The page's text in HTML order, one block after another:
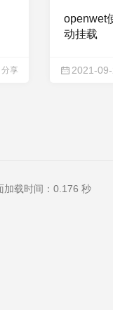
分享
openwet
动挂载
2021-
加载时间：0.176 秒